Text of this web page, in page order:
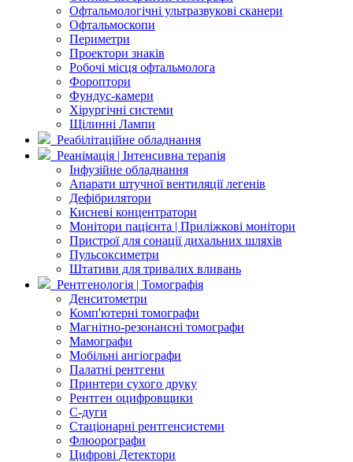
Офтальмологічні ультразвукові сканери
Офтальмоскопи
Периметри
Проектори знаків
Робочі місця офтальмолога
Фороптори
Фундус-камери
Хірургічні системи
Щілинні Лампи
Реабілітаційне обладнання
Реанімація | Інтенсивна терапія
Інфузійне обладнання
Апарати штучної вентиляції легенів
Дефібрилятори
Кисневі концентратори
Монітори пацієнта | Приліжкові монітори
Пристрої для сонації дихальних шляхів
Пульсоксиметри
Штативи для тривалих вливань
Рентгенологія | Томографія
Денситометри
Комп'ютерні томографи
Магнітно-резонансні томографи
Мамографи
Мобільні ангіографи
Палатні рентгени
Принтери сухого друку
Рентген оцифровщики
С-дуги
Стаціонарні рентгенсистеми
Флюорографи
Цифрові Детектори